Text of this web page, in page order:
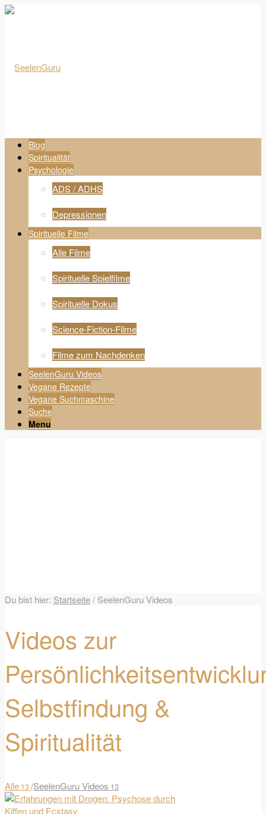
Blog
Spiritualität
Psychologie
ADS / ADHS
Depressionen
Spirituelle Filme
Alle Filme
Spirituelle Spielfilme
Spirituelle Dokus
Science-Fiction-Filme
Filme zum Nachdenken
SeelenGuru Videos
Vegane Rezepte
Vegane Suchmaschine
Suche
Menu
Du bist hier: Startseite/ SeelenGuru Videos
Videos zur
Selbstfindung &
Spiritualität
Alle 13/SeelenGuru Videos 13